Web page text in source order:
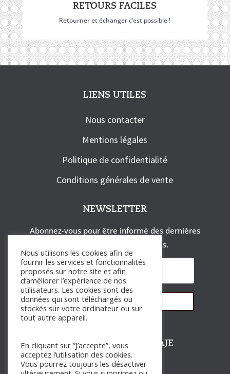
RETOURS FACILES
Retourner et échanger c’est possible !
LIENS UTILES
Nous contacter
Mentions légales
Politique de confidentialité
Conditions générales de vente
NEWSLETTER
Abonnez-vous pour être informé des dernières
actualités et des exclusivités.
S'abonner
SUIVRE PAULINE DE BAJE
Nous utilisons les cookies afin de
fournir les services et fonctionnalités
proposés sur notre site et afin
d’améliorer l’expérience de nos
utilisateurs. Les cookies sont des
données qui sont téléchargés ou
stockés sur votre ordinateur ou sur
tout autre appareil.
En cliquant sur ”J’accepte”, vous
acceptez l’utilisation des cookies.
Vous pourrez toujours les désactiver